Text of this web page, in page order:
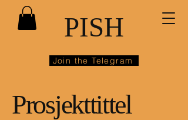
PISH
Join the Telegram
Prosjekttittel